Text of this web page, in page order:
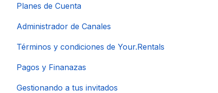
Planes de Cuenta
Administrador de Canales
Términos y condiciones de Your.Rentals
Pagos y Finanazas
Gestionando a tus invitados